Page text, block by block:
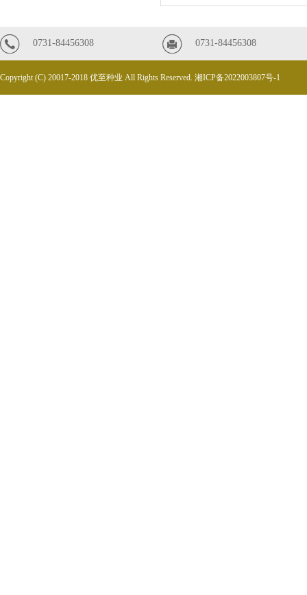
0731-84456308 0731-84456308
Copyright (C) 20017-2018 优至种业 All Rights Reserved. 湘ICP备2022003807号-1